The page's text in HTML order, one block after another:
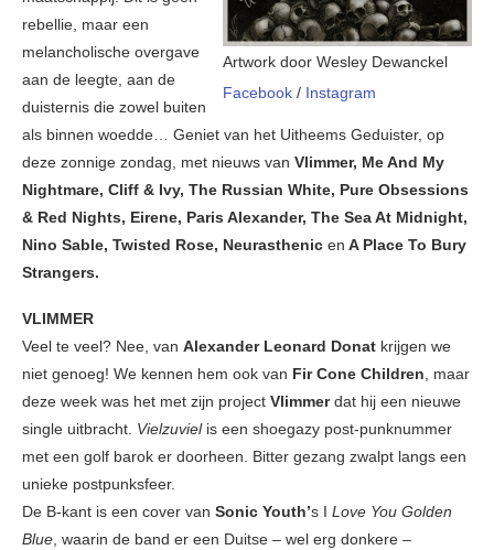
Artwork door Wesley Dewanckel
Facebook / Instagram
rebellie, maar een
melancholische overgave
aan de leegte, aan de
duisternis die zowel buiten
als binnen woedde… Geniet van het Uitheems Geduister, op
deze zonnige zondag, met nieuws van Vlimmer, Me And My
Nightmare, Cliff & Ivy, The Russian White, Pure Obsessions
& Red Nights, Eirene, Paris Alexander, The Sea At Midnight,
Nino Sable, Twisted Rose, Neurasthenic en A Place To Bury
Strangers.
VLIMMER
Veel te veel? Nee, van Alexander Leonard Donat krijgen we
niet genoeg! We kennen hem ook van Fir Cone Children, maar
deze week was het met zijn project Vlimmerdat hij een nieuwe
single uitbracht. Vielzuvielis een shoegazy post-punknummer
met een golf barok er doorheen. Bitter gezang zwalpt langs een
unieke postpunksfeer.
De B-kant is een cover van Sonic Youth’s I Love You Golden
Blue, waarin de band er een Duitse – wel erg donkere –